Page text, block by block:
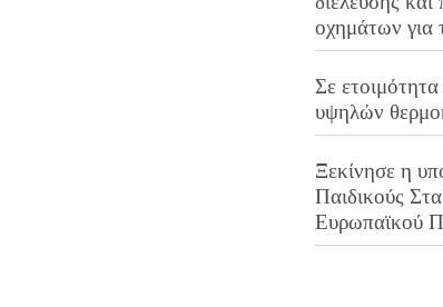
οχημάτων για
Σε
υψηλών
Ξεκίνησε η
Παιδικούς
Ευρωπαϊκού